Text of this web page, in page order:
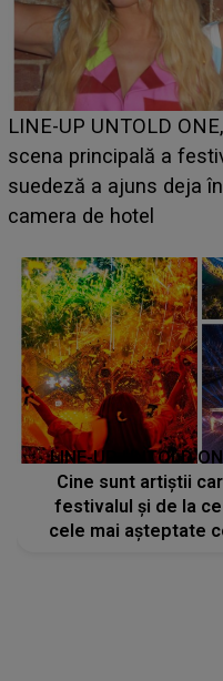
Ce a dezvăluit noua
luat prin surprindere pe
BĂIATUL VIZAT de
faptului împlinit, A
LINE-UP UNTOLD
Cine sunt artiștii
festivalul și de la
cele mai așteptate